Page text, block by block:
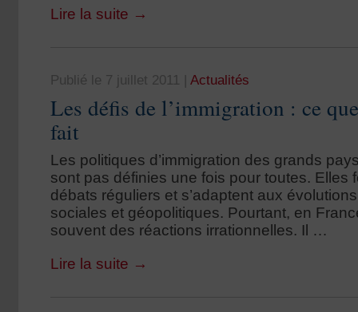
Lire la suite →
Publié le 7 juillet 2011 Actualités
Les défis de l’immigration : ce
fait
Les politiques d’immigration des grands
sont pas définies une fois pour toutes. Elles
débats réguliers et s’adaptent aux
sociales et géopolitiques. Pourtant, en
souvent des réactions irrationnelles. Il …
Lire la suite →